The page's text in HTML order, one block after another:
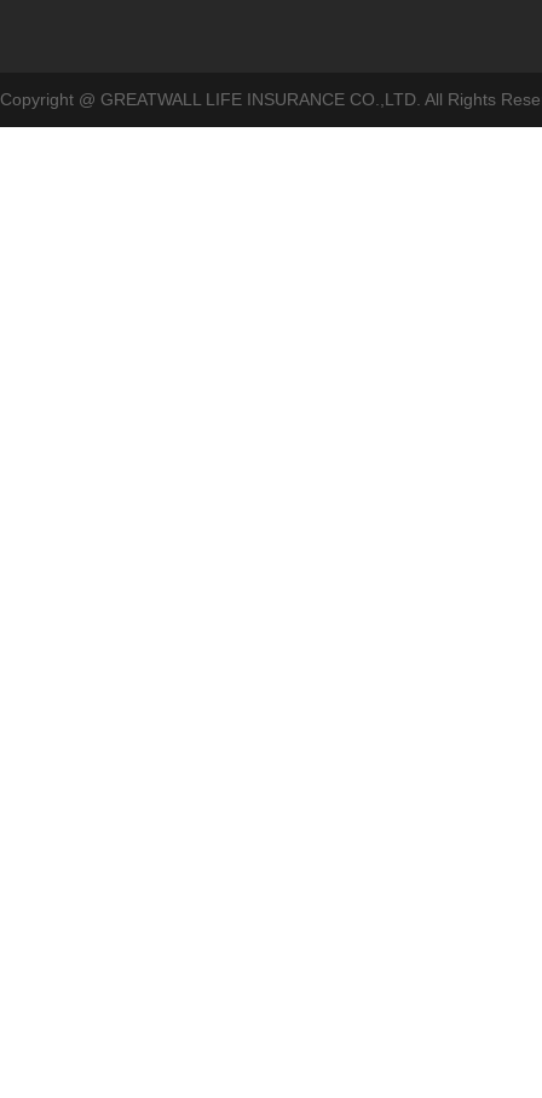
Copyright @ GREATWALL LIFE INSURANCE CO.,LTD. All Rights